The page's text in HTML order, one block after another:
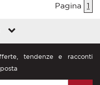
Pagina 1
tendenze e racconti